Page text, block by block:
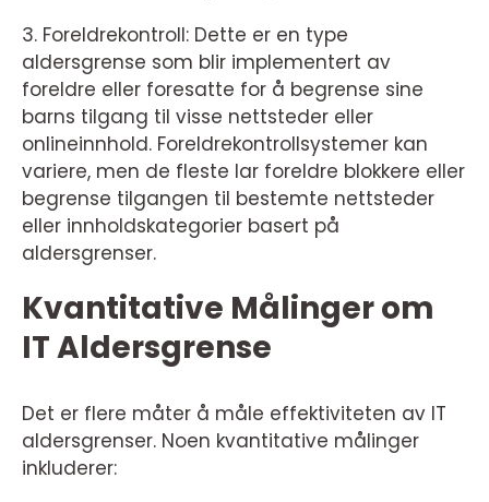
3. Foreldrekontroll: Dette er en type
aldersgrense som blir implementert av
foreldre eller foresatte for å begrense sine
barns tilgang til visse nettsteder eller
onlineinnhold. Foreldrekontrollsystemer kan
variere, men de fleste lar foreldre blokkere eller
begrense tilgangen til bestemte nettsteder
eller innholdskategorier basert på
aldersgrenser.
Kvantitative Målinger om
IT Aldersgrense
Det er flere måter å måle effektiviteten av IT
aldersgrenser. Noen kvantitative målinger
inkluderer: